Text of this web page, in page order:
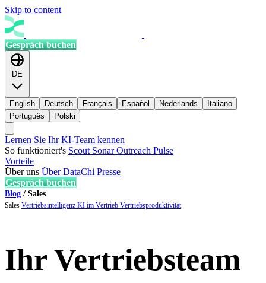
Skip to content
Gespräch buchen
DE
English Deutsch Français Español Nederlands
Italiano
Português
Polski
Lernen Sie Ihr KI-Team kennen
So funktioniert's Scout SonarOutreach Pulse
Vorteile
Über uns Über DataChi Presse
Gespräch buchen
Blog / Sales
Sales Vertriebsintelligenz KI im Vertrieb Vertriebsproduktivität
Ihr Vertriebsteam